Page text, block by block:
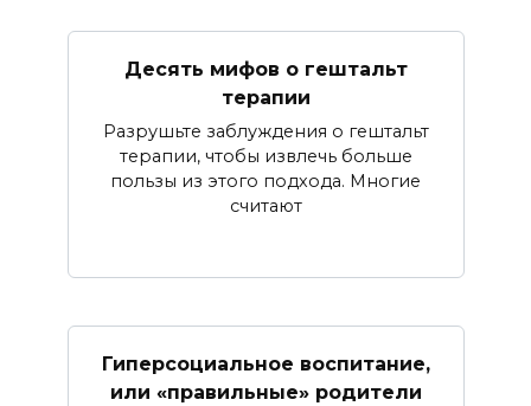
Десять мифов о гештальт
терапии
Разрушьте заблуждения о гештальт
терапии, чтобы извлечь больше
пользы из этого подхода. Многие
считают
Гиперсоциальное воспитание,
или «правильные» родители